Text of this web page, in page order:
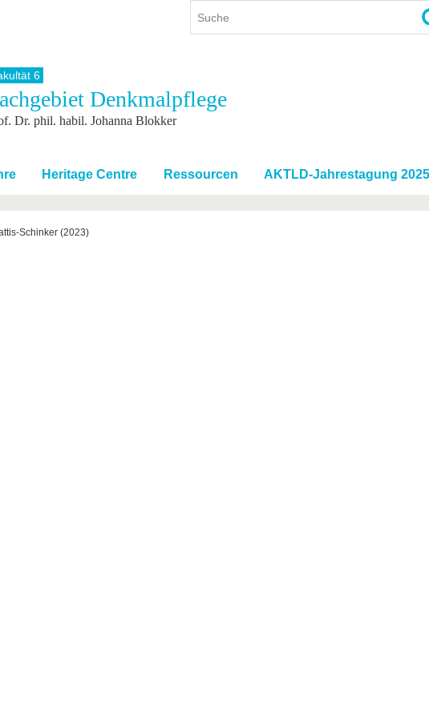
International
Internationales Profil
Mit der BTU ins Ausland
Für internationale
Studierende
Kontakt
Weiterbildung
Innovative
6
Denkmalpflege
Dr. phil. habil. Johanna Blokker
Heritage Centre Ressourcen AKTLD-Jahrestagung
Schinker (2023)